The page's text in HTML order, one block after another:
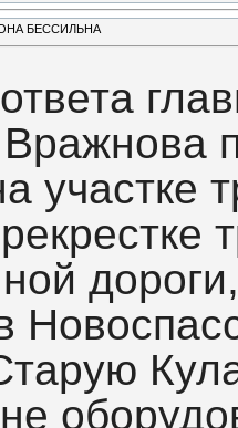
БЕССИЛЬНА
участке
не